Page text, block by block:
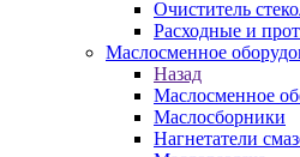
Очиститель
Расходные и
Маслосменное
Назад
Маслосменное
Маслосборники
Нагнетатели